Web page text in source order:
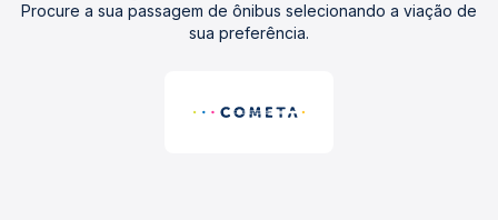
Procure a sua passagem de ônibus selecionando a viação de
sua preferência.